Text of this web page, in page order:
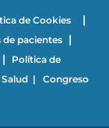
de Cookies |
pacientes |
Política de
| Congreso